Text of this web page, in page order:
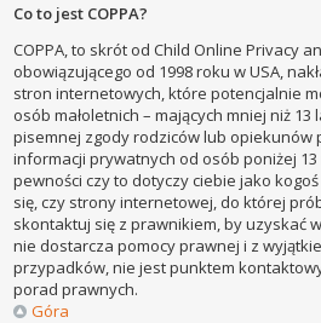
Co to jest COPPA?
COPPA, to skrót od Child Online Privacy
obowiązującego od 1998 roku w USA,
stron internetowych, które potencjalnie
osób małoletnich – mających mniej niż
pisemnej zgody rodziców lub opiekunów
informacji prywatnych od osób poniżej 13
pewności czy to dotyczy ciebie jako
się, czy strony internetowej, do której
skontaktuj się z prawnikiem, by uzyskać
nie dostarcza pomocy prawnej i z
przypadków, nie jest punktem
porad prawnych.
Góra